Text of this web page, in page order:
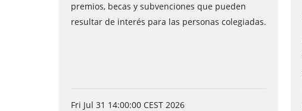
premios, becas y subvenciones que pueden
resultar de interés para las personas colegiadas.
Fri Jul 31 14:00:00 CEST 2026